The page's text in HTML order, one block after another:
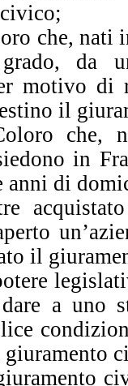
che, nati
grado, da
motivo di
il
che,
in
anni di
il
a uno